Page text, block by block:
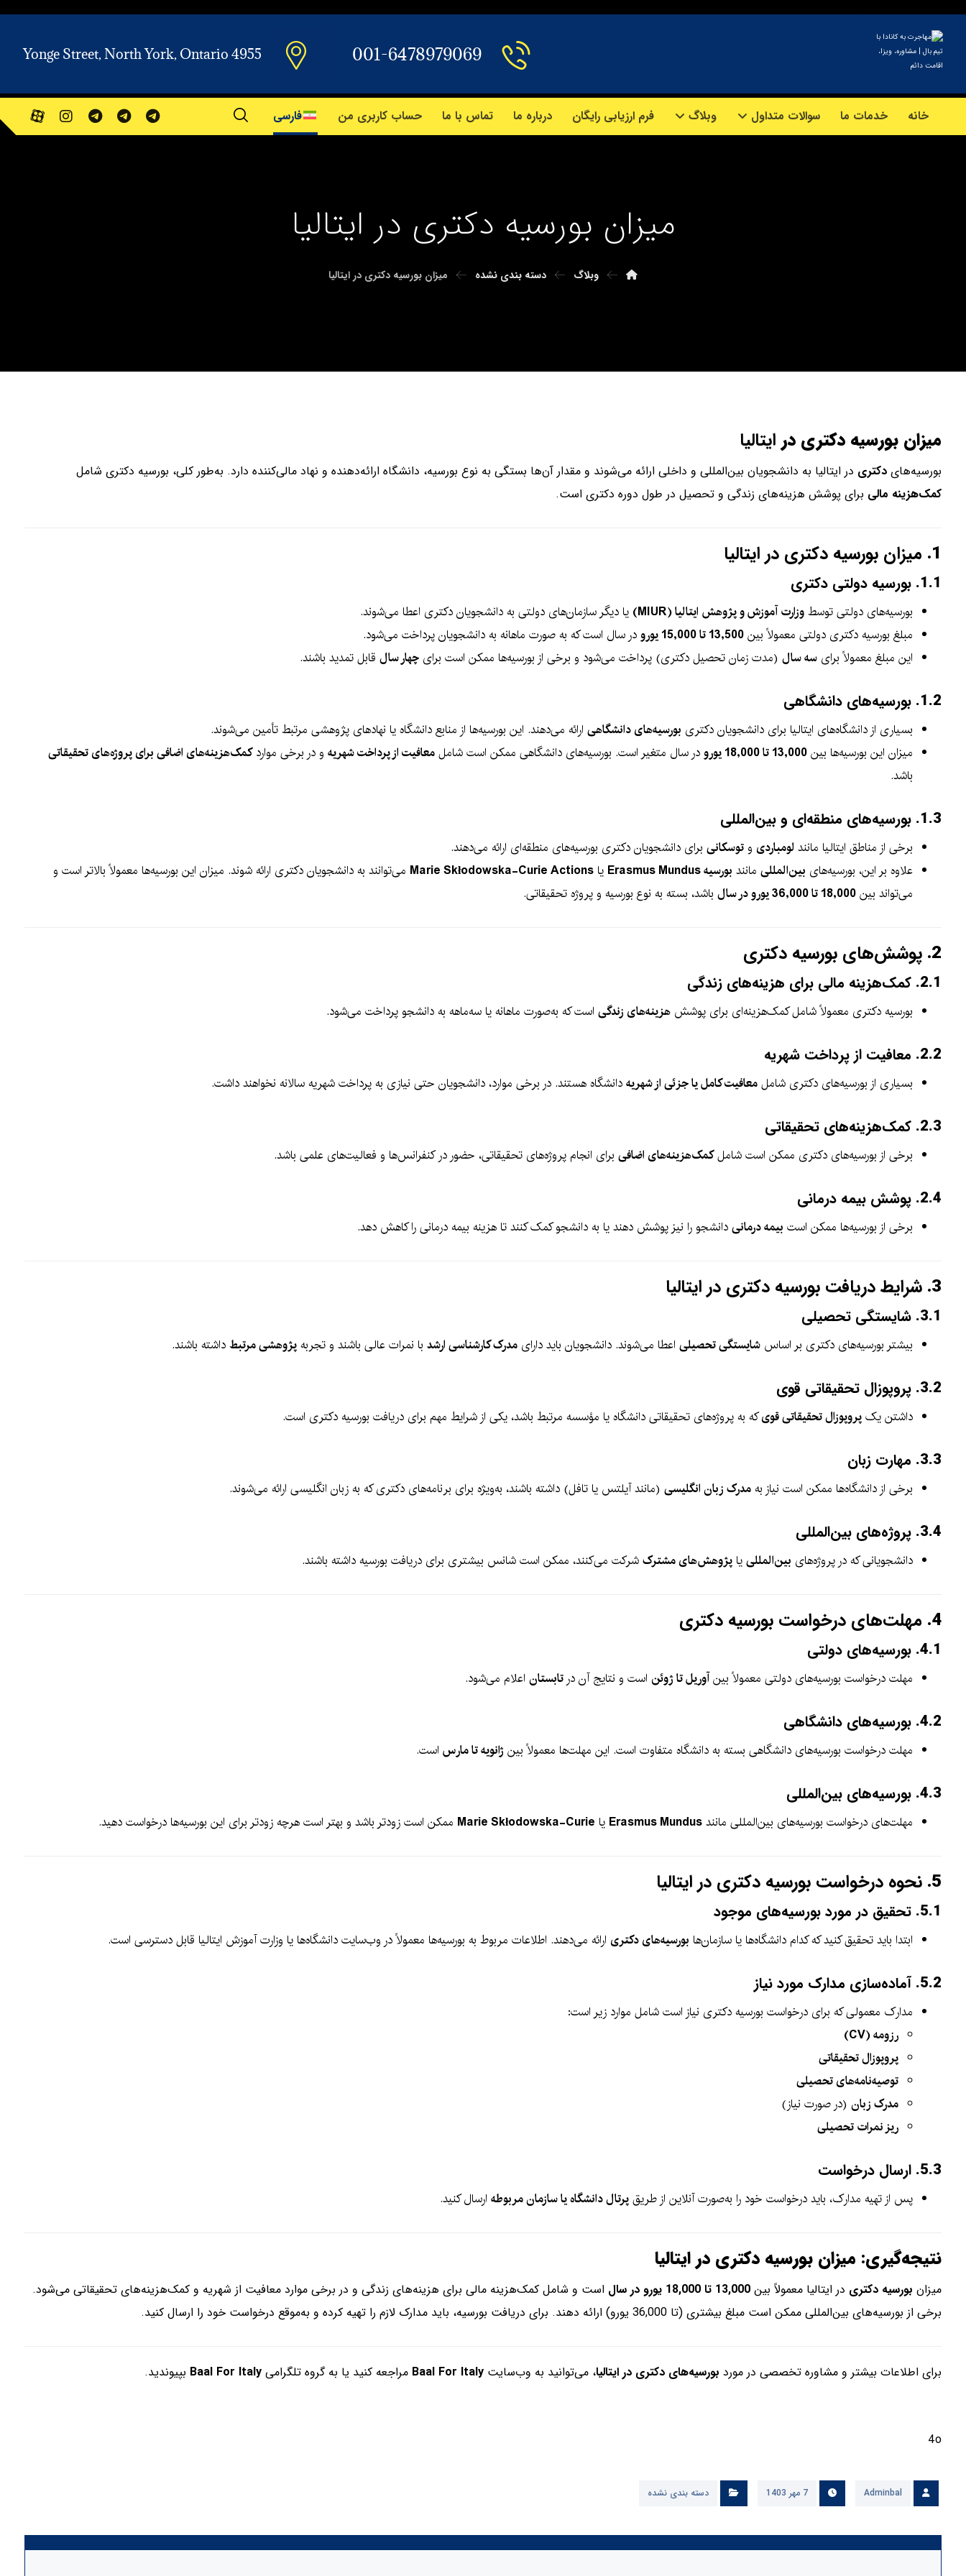
Yonge Street, North York, Ontario 4955 001-6478979069
خانه خدمات ما سوالات متداول وبلاگ فرم ارزیابی رایگان درباره ما تماس با ما حساب کاربری من فارسی
میزان بورسیه دکتری در ایتالیا
وبلاگ دسته بندی نشده میزان بورسیه دکتری در ایتالیا
میزان بورسیه دکتری درایتالیا
بورسیه‌های دکتری در ایتالیا به دانشجویان بین‌المللی و داخلی ارائه می‌شوند و مقدار آن‌ها بستگی به نوع بورسیه، دانشگاه ارائه‌دهنده و نهاد مالی‌کننده دارد. به‌طور کلی، بورسیه دکتری شامل
کمک‌هزینه مالی برای پوشش هزینه‌های زندگی و تحصیل در طول دوره دکتری است.
1. میزان بورسیه دکتری در ایتالیا
1.1. بورسیه دولتی دکتری
بورسیه‌های دولتی توسطوزارت آموزش و پژوهش ایتالیا (MIUR)
یا دیگر سازمان‌های دولتی به دانشجویان دکتری اعطا می‌شوند.
مبلغ بورسیه دکتری دولتی معمولاً بین13,500 تا 15,000 یورو
در سال است که به صورت ماهانه به دانشجویان پرداخت می‌شود.
این مبلغ معمولاً برای سه سال(مدت زمان تحصیل دکتری) پرداخت می‌شود و برخی از بورسیه‌ها ممکن است برای چهار سالقابل تمدید باشند.
1.2. بورسیه‌های دانشگاهی
بسیاری از دانشگاه‌های ایتالیا برای دانشجویان دکتری بورسیه‌های دانشگاهیارائه می‌دهند. این بورسیه‌ها از منابع دانشگاه یا نهادهای پژوهشی مرتبط تأمین می‌شوند.
میزان این بورسیه‌ها بین13,000 تا 18,000 یورو در سال متغیر است. بورسیه‌های دانشگاهی ممکن است شاملمعافیت از پرداخت شهریهو در برخی مواردکمک‌هزینه‌های اضافی برای پروژه‌های تحقیقاتی
باشد.
1.3. بورسیه‌های منطقه‌ای و بین‌المللی
برخی از مناطق ایتالیا مانند لومباردی و توسکانیبرای دانشجویان دکتری بورسیه‌های منطقه‌ای ارائه می‌دهند.
علاوه بر این، بورسیه‌های بین‌المللیمانند بورسیه Erasmus Mundus یا Marie Skłodowska-Curie Actions می‌توانند به دانشجویان دکتری ارائه شوند. میزان این بورسیه‌ها معمولاً بالاتر است و
می‌تواند بین18,000 تا 36,000 یورو در سال باشد، بسته به نوع بورسیه و پروژه تحقیقاتی.
2. پوشش‌های بورسیه دکتری
2.1. کمک‌هزینه مالی برای هزینه‌های زندگی
بورسیه دکتری معمولاً شامل کمک‌هزینه‌ای برای پوشش هزینه‌های زندگیاست که به‌صورت ماهانه یا سه‌ماهه به دانشجو پرداخت می‌شود.
2.2. معافیت از پرداخت شهریه
بسیاری از بورسیه‌های دکتری شاملمعافیت کامل یا جزئی از شهریهدانشگاه هستند. در برخی موارد، دانشجویان حتی نیازی به پرداخت شهریه سالانه نخواهند داشت.
2.3. کمک‌هزینه‌های تحقیقاتی
برخی از بورسیه‌های دکتری ممکن است شاملکمک‌هزینه‌های اضافیبرای انجام پروژه‌های تحقیقاتی، حضور در کنفرانس‌ها و فعالیت‌های علمی باشد.
2.4. پوشش بیمه درمانی
برخی از بورسیه‌ها ممکن است بیمه درمانیدانشجو را نیز پوشش دهند یا به دانشجو کمک کنند تا هزینه بیمه درمانی را کاهش دهد.
3. شرایط دریافت بورسیه دکتری در ایتالیا
3.1. شایستگی تحصیلی
بیشتر بورسیه‌های دکتری بر اساس شایستگی تحصیلیاعطا می‌شوند. دانشجویان باید دارای مدرک کارشناسی ارشدبا نمرات عالی باشند و تجربهپژوهشی مرتبطداشته باشند.
3.2. پروپوزال تحقیقاتی قوی
داشتن یکپروپوزال تحقیقاتی قویکه به پروژه‌های تحقیقاتی دانشگاه یا مؤسسه مرتبط باشد، یکی از شرایط مهم برای دریافت بورسیه دکتری است.
3.3. مهارت زبان
برخی از دانشگاه‌ها ممکن است نیاز بهمدرک زبان انگلیسی(مانند آیلتس یا تافل) داشته باشند، به‌ویژه برای برنامه‌های دکتری که به زبان انگلیسی ارائه می‌شوند.
3.4. پروژه‌های بین‌المللی
دانشجویانی که در پروژه‌های بین‌المللییا پژوهش‌های مشترکشرکت می‌کنند، ممکن است شانس بیشتری برای دریافت بورسیه داشته باشند.
4. مهلت‌های درخواست بورسیه دکتری
4.1. بورسیه‌های دولتی
مهلت درخواست بورسیه‌های دولتی معمولاً بینآوریل تا ژوئن است و نتایج آن در تابستاناعلام می‌شود.
4.2. بورسیه‌های دانشگاهی
مهلت درخواست بورسیه‌های دانشگاهی بسته به دانشگاه متفاوت است. این مهلت‌ها معمولاً بین ژانویه تا مارساست.
4.3. بورسیه‌های بین‌المللی
مهلت‌های درخواست بورسیه‌های بین‌المللی مانندErasmus Mundus یا Marie Skłodowska-Curie ممکن است زودتر باشد و بهتر است هرچه زودتر برای این بورسیه‌ها درخواست دهید.
5. نحوه درخواست بورسیه دکتری در ایتالیا
5.1. تحقیق در مورد بورسیه‌های موجود
ابتدا باید تحقیق کنید که کدام دانشگاه‌ها یا سازمان‌ها بورسیه‌های دکتری ارائه می‌دهند. اطلاعات مربوط به بورسیه‌ها معمولاً در وب‌سایت دانشگاه‌ها یا وزارت آموزش ایتالیا قابل دسترسی است.
5.2. آماده‌سازی مدارک مورد نیاز
مدارک معمولی که برای درخواست بورسیه دکتری نیاز است شامل موارد زیر است:
رزومه (CV)
پروپوزال تحقیقاتی
توصیه‌نامه‌های تحصیلی
مدرک زبان(در صورت نیاز)
ریز نمرات تحصیلی
5.3. ارسال درخواست
پس از تهیه مدارک، باید درخواست خود را به‌صورت آنلاین از طریقپرتال دانشگاه یا سازمان مربوطهارسال کنید.
نتیجه‌گیری: میزان بورسیه دکتری در ایتالیا
میزان بورسیه دکتری در ایتالیا معمولاً بین 13,000 تا 18,000 یورو در سال
است و شامل کمک‌هزینه مالی برای هزینه‌های زندگی و در برخی موارد معافیت از شهریه و کمک‌هزینه‌های تحقیقاتی می‌شود.
برخی از بورسیه‌های بین‌المللی ممکن است مبلغ بیشتری (تا 36,000 یورو) ارائه دهند. برای دریافت بورسیه، باید مدارک لازم را تهیه کرده و به‌موقع درخواست خود را ارسال کنید.
برای اطلاعات بیشتر و مشاوره تخصصی در مورد بورسیه‌های دکتری در ایتالیا، می‌توانید به وب‌سایت Baal For Italy مراجعه کنید یا به گروه تلگرامی Baal For Italy بپیوندید.
4o
Adminbal 7 مهر 1403 دسته بندی نشده